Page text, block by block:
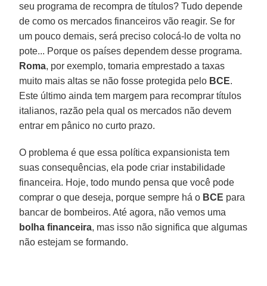
seu programa de recompra de títulos? Tudo depende
de como os mercados financeiros vão reagir. Se for
um pouco demais, será preciso colocá-lo de volta no
pote... Porque os países dependem desse programa.
Roma, por exemplo, tomaria emprestado a taxas
muito mais altas se não fosse protegida pelo BCE.
Este último ainda tem margem para recomprar títulos
italianos, razão pela qual os mercados não devem
entrar em pânico no curto prazo.
O problema é que essa política expansionista tem
suas consequências, ela pode criar instabilidade
financeira. Hoje, todo mundo pensa que você pode
comprar o que deseja, porque sempre há o BCE para
bancar de bombeiros. Até agora, não vemos uma
bolha financeira, mas isso não significa que algumas
não estejam se formando.